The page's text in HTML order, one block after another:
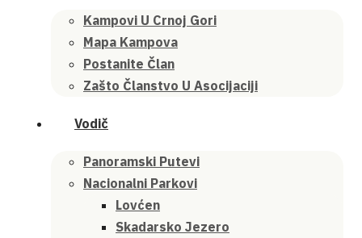
Kampovi U Crnoj Gori
Mapa Kampova
Postanite Član
Zašto Članstvo U Asocijaciji
Vodič
Panoramski Putevi
Nacionalni Parkovi
Lovćen
Skadarsko Jezero